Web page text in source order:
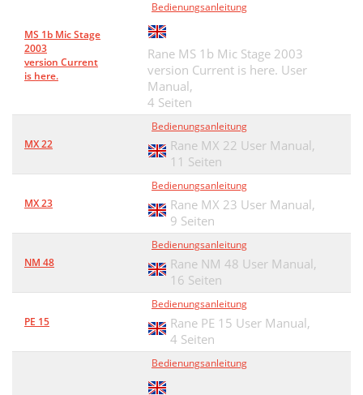
MS 1b Mic Stage
2003
version Current
is here.
Bedienungsanleitung
Rane MS 1b Mic Stage 2003
version Current is here. User
Manual,
4 Seiten
MX 22
Bedienungsanleitung
Rane MX 22 User Manual,
11 Seiten
MX 23
Bedienungsanleitung
Rane MX 23 User Manual,
9 Seiten
NM 48
Bedienungsanleitung
Rane NM 48 User Manual,
16 Seiten
PE 15
Bedienungsanleitung
Rane PE 15 User Manual,
4 Seiten
Bedienungsanleitung